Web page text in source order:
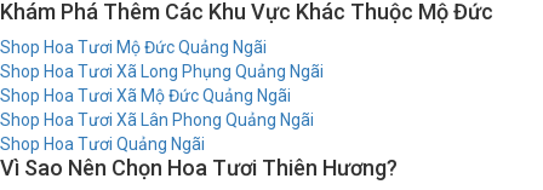
Khám Phá Thêm Các Khu Vực Khác Thuộc Mộ Đức
Shop Hoa Tươi Mộ Đức Quảng Ngãi
Shop Hoa Tươi Xã Long Phụng Quảng Ngãi
Shop Hoa Tươi Xã Mộ Đức Quảng Ngãi
Shop Hoa Tươi Xã Lân Phong Quảng Ngãi
Shop Hoa Tươi Quảng Ngãi
Vì Sao Nên Chọn Hoa Tươi Thiên Hương?